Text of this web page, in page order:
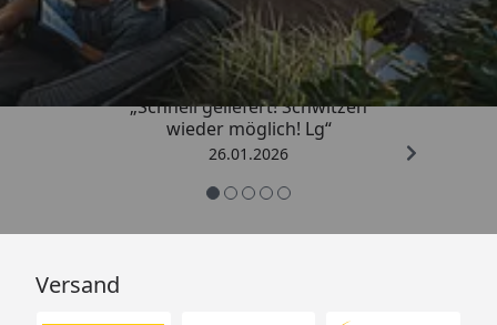
„Schnell geliefert! Schwitzen
wieder möglich! Lg“
26.01.2026
Versand